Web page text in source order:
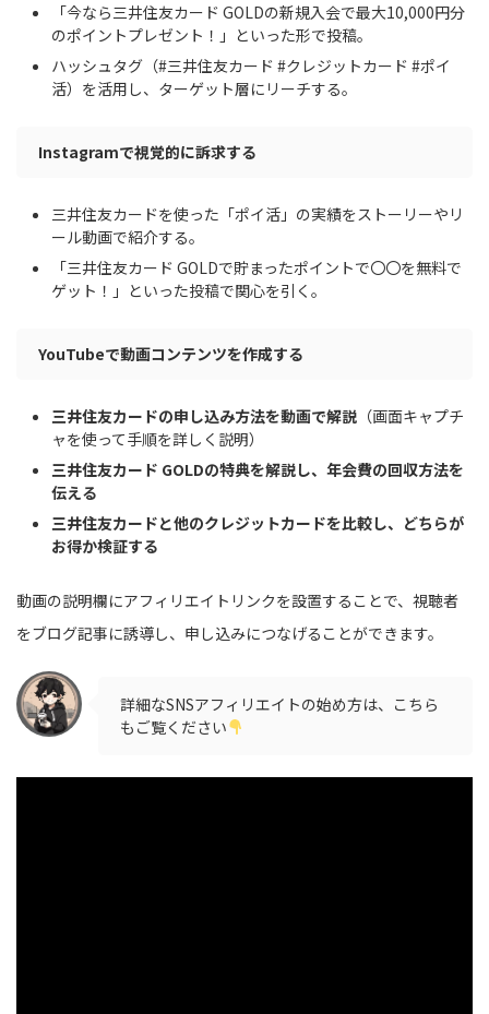
「今なら三井住友カード GOLDの新規入会で最大10,000円分
のポイントプレゼント！」といった形で投稿。
ハッシュタグ（#三井住友カード #クレジットカード #ポイ
活）を活用し、ターゲット層にリーチする。
Instagramで視覚的に訴求する
三井住友カードを使った「ポイ活」の実績をストーリーやリ
ール動画で紹介する。
「三井住友カード GOLDで貯まったポイントで〇〇を無料で
ゲット！」といった投稿で関心を引く。
YouTubeで動画コンテンツを作成する
三井住友カードの申し込み方法を動画で解説 （画面キャプチ
ャを使って手順を詳しく説明）
三井住友カード GOLDの特典を解説し、年会費の回収方法を
伝える
三井住友カードと他のクレジットカードを比較し、どちらが
お得か検証する
動画の説明欄にアフィリエイトリンクを設置することで、視聴者
をブログ記事に誘導し、申し込みにつなげることができます。
詳細なSNSアフィリエイトの始め方は、こちら
もご覧ください